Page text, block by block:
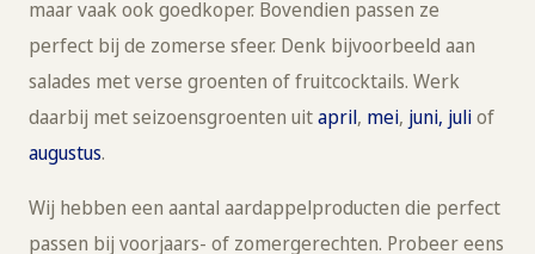
maar vaak ook goedkoper. Bovendien passen ze
perfect bij de zomerse sfeer. Denk bijvoorbeeld aan
salades met verse groenten of fruitcocktails. Werk
daarbij met seizoensgroenten uitapril, mei, juni, juliof
augustus.
Wij hebben een aantal aardappelproducten die perfect
passen bij voorjaars- of zomergerechten. Probeer eens